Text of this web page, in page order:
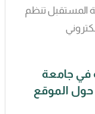
في جامعة
الموقع